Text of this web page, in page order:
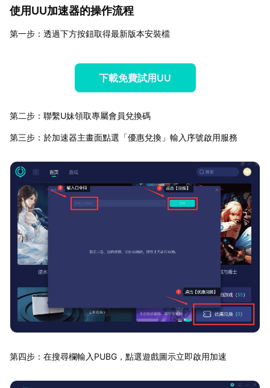
使用UU加速器的操作流程
第一步：透過下方按鈕取得最新版本安裝檔
下載免費試用UU
第二步：聯繫U妹領取專屬會員兌換碼
第三步：於加速器主畫面點選「優惠兌換」輸入序號啟用服務
第四步：在搜尋欄輸入PUBG，點選遊戲圖示立即啟用加速